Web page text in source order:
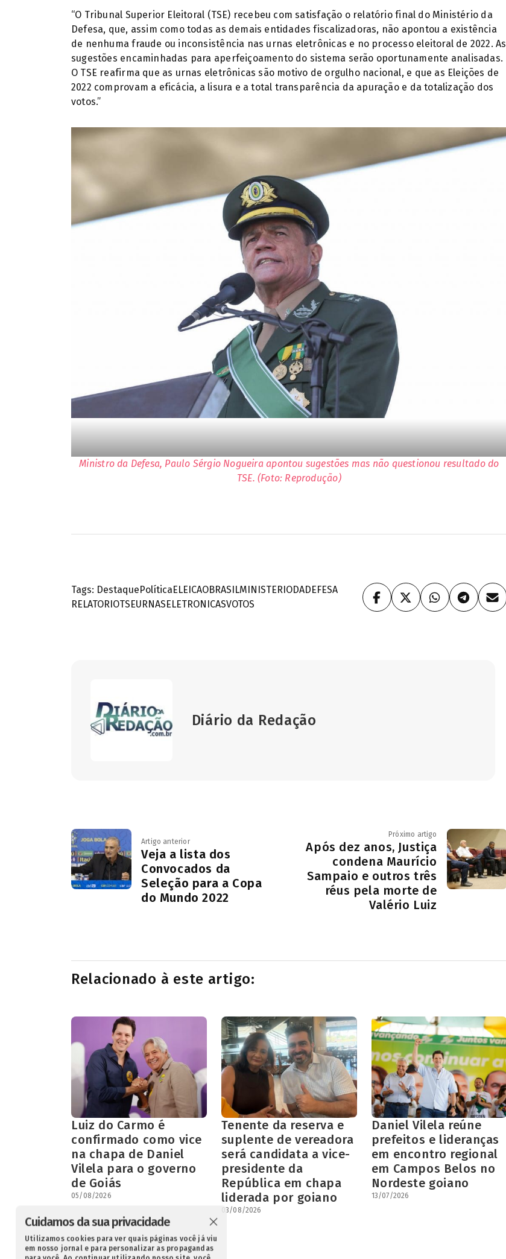
Cuidamos da sua privacidade
Utilizamos cookies para ver quais páginas você já viu
em nosso jornal e para personalizar as propagandas
para você. Ao continuar utilizando nosso site, você
“O Tribunal Superior Eleitoral (TSE) recebeu com satisfação o relatório final do Ministério da
Defesa, que, assim como todas as demais entidades fiscalizadoras, não apontou a existência
de nenhuma fraude ou inconsistência nas urnas eletrônicas e no processo eleitoral de 2022. As
sugestões encaminhadas para aperfeiçoamento do sistema serão oportunamente analisadas.
O TSE reafirma que as urnas eletrônicas são motivo de orgulho nacional, e que as Eleições de
2022 comprovam a eficácia, a lisura e a total transparência da apuração e da totalização dos
votos.”
Ministro da Defesa, Paulo Sérgio Nogueira apontou sugestões mas não questionou resultado do
TSE. (Foto: Reprodução)
Tags: DestaquePolíticaELEICAOBRASILMINISTERIODADEFESA
RELATORIOTSEURNASELETRONICASVOTOS
Diário da Redação
Artigo anterior
Veja a lista dos
Convocados da
Seleção para a Copa
do Mundo 2022
Próximo artigo
Após dez anos, Justiça
condena Maurício
Sampaio e outros três
réus pela morte de
Valério Luiz
Relacionado à este artigo:
Luiz do Carmo é
confirmado como vice
na chapa de Daniel
Vilela para o governo
de Goiás
05/08/2026
Tenente da reserva e
suplente de vereadora
será candidata a vice-
presidente da
República em chapa
liderada por goiano
03/08/2026
Daniel Vilela reúne
prefeitos e lideranças
em encontro regional
em Campos Belos no
Nordeste goiano
13/07/2026